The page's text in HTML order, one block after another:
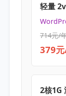
轻量
714元/
379
2核1G